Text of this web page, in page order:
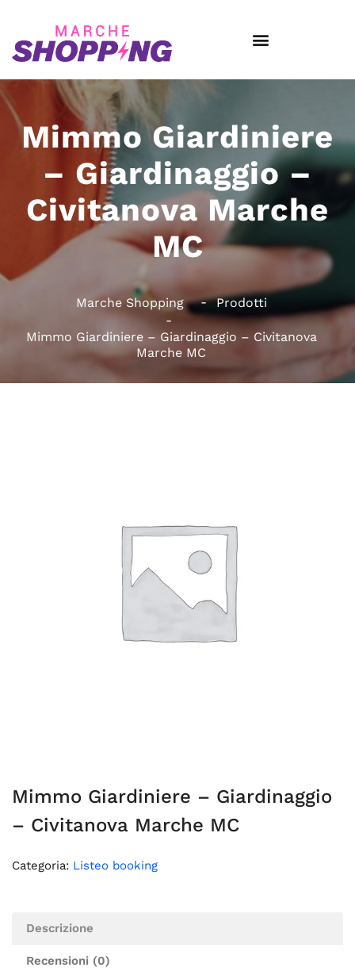
Mimmo Giardiniere
– Giardinaggio –
Civitanova Marche
MC
Marche Shopping Prodotti
Mimmo Giardiniere – Giardinaggio – Civitanova
Marche MC
Mimmo Giardiniere – Giardinaggio
– Civitanova Marche MC
Categoria: Listeo booking
Descrizione
Recensioni (0)